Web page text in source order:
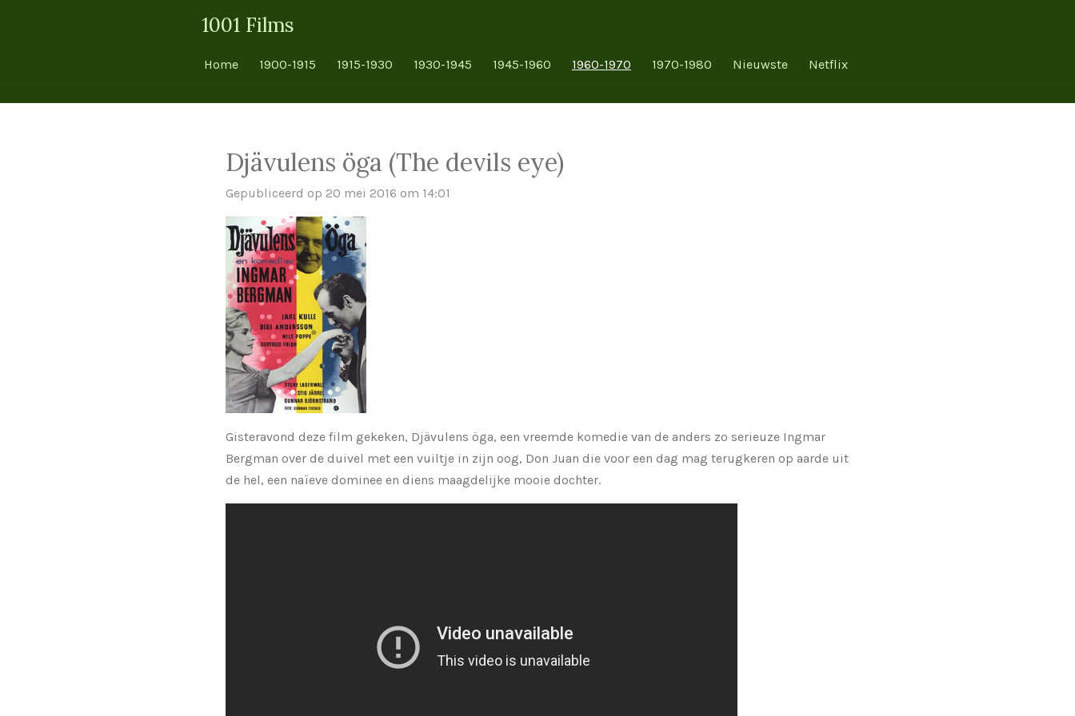
hoofdinhoud
1001 Films
Home 1900-1915 1915-1930 1930-1945 1945-1960 1960-1970 1970-1980 Nieuwste Netflix
Djävulens öga (The devils eye)
Gepubliceerd op 20 mei 2016 om 14:01
Gisteravond deze film gekeken, Djävulens öga, een vreemde komedie van de anders zo serieuze Ingmar
Bergman over de duivel met een vuiltje in zijn oog, Don Juan die voor een dag mag terugkeren op aarde uit
de hel, een naïeve dominee en diens maagdelijke mooie dochter.